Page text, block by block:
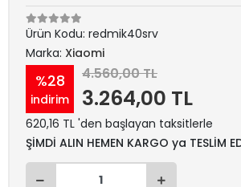
Ürün Kodu: redmik40srv
Marka: Xiaomi
%28
indirim
4.560,00 TL
3.264,00 TL
620,16 TL 'den başlayan taksitlerle
ŞİMDİ ALIN HEMEN KARGO ya TESLİM